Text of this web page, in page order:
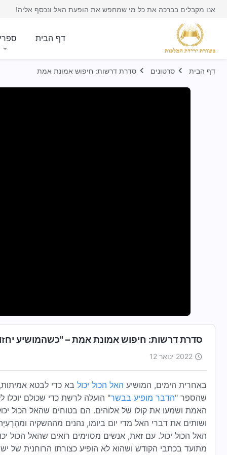
אנו מקבלים בברכה את כל מי שמחפש את הופעת האל ונכסף אליה!
דף הבית
דף הבית סרטונים סדרת דרשות: חיפוש אמונת אמת
סדרת דרשות: חיפוש אמונת אמת – "כשהמושיע
2022 ינואר 12
באחרית הימים, המושיע האל הכול יכול בא כדי לבטא אמיתות,
שהספר "הדבר מופיע בבשר" הועלה לרשת כדי שכולם יוכלו
האמת ושמעו את קולו של אלוהים. הם בטוחים שהאל הכול
ושותים את דברי האל מדי יום ביומו, נהנים מההשקיה
האל הכול יכול. עם זאת, אנשים מסוימים רואים שהאל הכול
מתועד בכתבי הקודש ושהוא לא הופיע כצורתו הרוחנית של